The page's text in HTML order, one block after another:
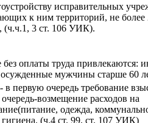
исправительных
к ним территорий, не более
(ч.ч.1, 3 ст. 106 УИК).
оплаты труда привлекаются:
мужчины старше 60
в первую очередь требование
возмещение расходов на
одежда,
гигиена. (ч.4 ст. 99, ст. 107 УИК)